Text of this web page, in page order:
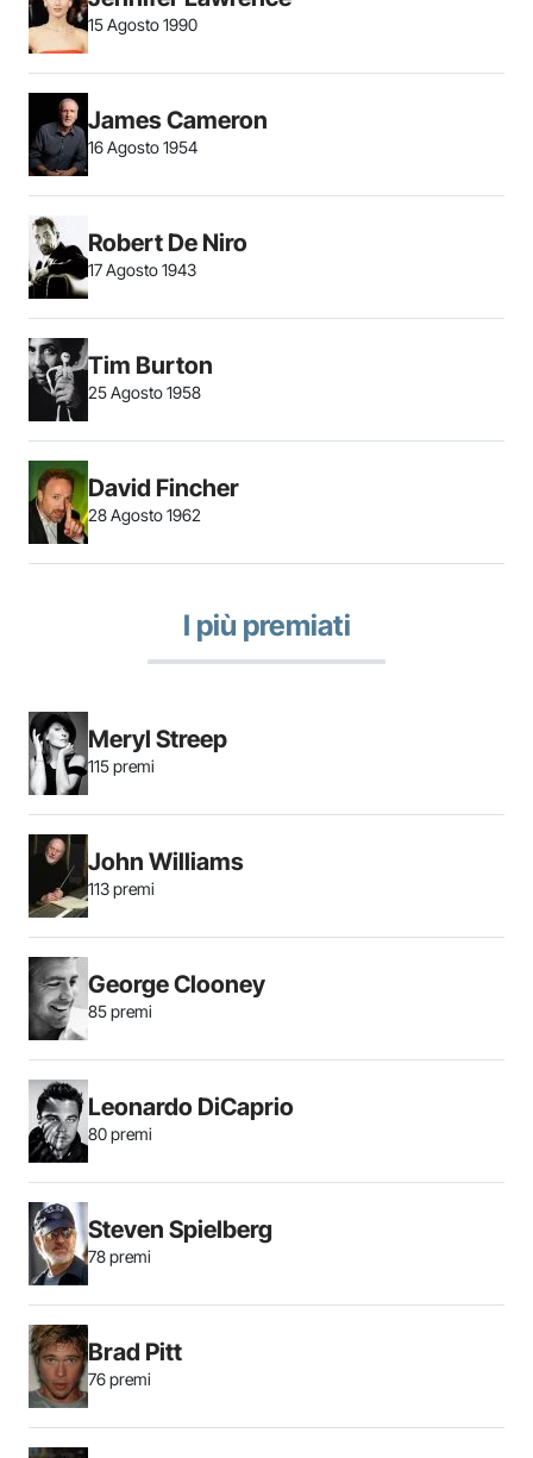
15 Agosto 1990
James Cameron
16 Agosto 1954
Robert De Niro
17 Agosto 1943
Tim Burton
25 Agosto 1958
David Fincher
28 Agosto 1962
I più premiati
Meryl Streep
115 premi
John Williams
113 premi
George Clooney
85 premi
Leonardo DiCaprio
80 premi
Steven Spielberg
78 premi
Brad Pitt
76 premi